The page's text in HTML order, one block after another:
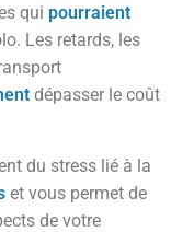
qui pourraient
Les retards, les
dépasser le coût
du stress lié à la
et vous permet de
de votre